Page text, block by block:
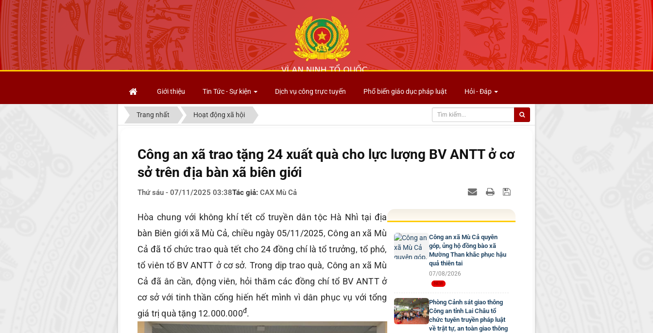
Giới thiệu
Tin Tức - Sự kiện Dịch vụ công trực tuyến Phổ biến giáo dục pháp luật Hỏi - Đáp
Trang nhất Hoạt động xã hội
Công an xã trao tặng 24 xuất quà cho lực lượng BV ANTT ở cơ
sở trên địa bàn xã biên giới
Thứ sáu - 07/11/2025 03:38Tác giả: CAX Mù Cả
Hòa chung với không khí tết cổ truyền dân tộc Hà Nhì tại địa
bàn Biên giới xã Mù Cả, chiều ngày 05/11/2025, Công an xã Mù
Cả đã tổ chức trao quà tết cho 24 đồng chí là tổ trưởng, tổ phó,
tổ viên tổ BV ANTT ở cơ sở. Trong dịp trao quà, Công an xã Mù
Cả đã ân cần, động viên, hỏi thăm các đồng chí tổ BV ANTT ở
cơ sở với tinh thần cống hiến hết mình vì dân phục vụ với tổng
giá trị quà tặng 12.000.000đ.
Công an xã Mù Cả quyên
góp, ủng hộ đồng bào xã
Mường Than khắc phục hậu
quả thiên tai
07/08/2026
Phòng Cảnh sát giao thông
Công an tỉnh Lai Châu tổ
chức tuyên truyền pháp luật
về trật tự, an toàn giao thông